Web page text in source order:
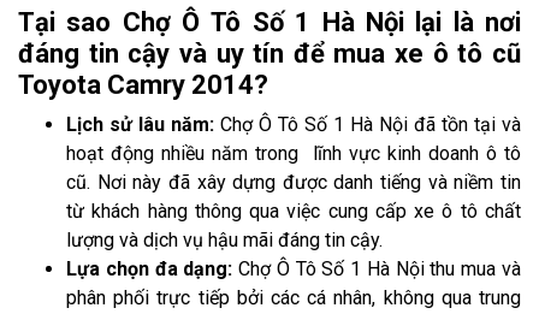
Tại sao Chợ Ô Tô Số 1 Hà Nội lại là nơi
đáng tin cậy và uy tín để mua xe ô tô cũ
Toyota Camry 2014?
Lịch sử lâu năm: Chợ Ô Tô Số 1 Hà Nội đã tồn tại và
hoạt động nhiều năm trong lĩnh vực kinh doanh ô tô
cũ. Nơi này đã xây dựng được danh tiếng và niềm tin
từ khách hàng thông qua việc cung cấp xe ô tô chất
lượng và dịch vụ hậu mãi đáng tin cậy.
Lựa chọn đa dạng: Chợ Ô Tô Số 1 Hà Nội thu mua và
phân phối trực tiếp bởi các cá nhân, không qua trung